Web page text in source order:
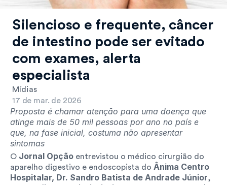
Silencioso e frequente, câncer
de intestino pode ser evitado
com exames, alerta
especialista
Mídias
17 de mar. de 2026
Proposta é chamar atenção para uma doença que
atinge mais de 50 mil pessoas por ano no país e
que, na fase inicial, costuma não apresentar
sintomas
O Jornal Opção entrevistou o médico cirurgião do
aparelho digestivo e endoscopista do Ânima Centro
Hospitalar, Dr. Sandro Batista de Andrade Júnior,